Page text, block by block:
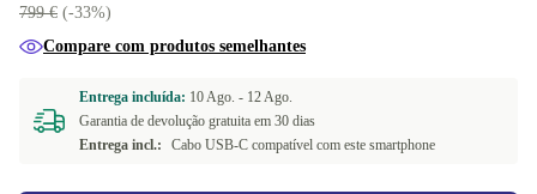
799 € (-33%)
Compare com produtos semelhantes
Entrega incluída: 10 Ago. - 12 Ago.
Garantia de devolução gratuita em 30 dias
Entrega incl.:
Cabo USB-C compatível com este smartphone